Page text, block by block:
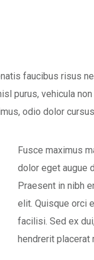
faucibus risus
purus, vehicula
odio dolor
Fusce maximus
dolor eget augue
Praesent in nibh
elit. Quisque orci
facilisi. Sed ex
hendrerit